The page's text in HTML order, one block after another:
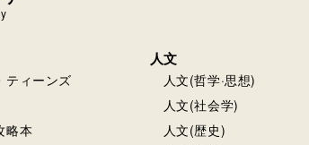
ティーンズ
略本
人文
人文(哲学·思想)
人文(社会学)
人文(歴史)